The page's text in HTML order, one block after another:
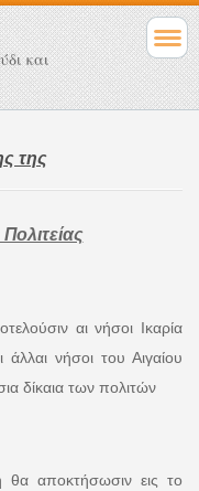
και
της
αι νήσοι Ικαρία
νήσοι του Αιγαίου
δίκαια των πολιτών
θα αποκτήσωσιν εις το